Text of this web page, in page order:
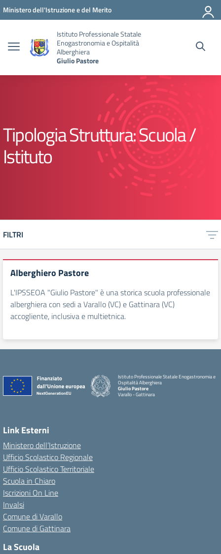
Vai ai contenuti
Vai al menu di navigazione
Vai al footer
Ministero dell'Istruzione e del Merito
Istituto Professionale Statale
Enogastronomia e Ospitalità
Alberghiera
Giulio Pastore
Tipologia Struttura:Scuola /
Istituto
FILTRI
Alberghiero Pastore
L'IPSSEOA "Giulio Pastore" è una storica scuola professionale
alberghiera con sedi a Varallo (VC) e Gattinara (VC)
accogliente, inclusiva e multietnica.
Istituto Professionale Statale Enogastronomia e
Ospitalità Alberghiera
Giulio Pastore
Varallo - Gattinara
Link Esterni
Ministero dell’Istruzione
Ufficio Scolastico Regionale
Ufficio Scolastico Territoriale
Scuola in Chiaro
Iscrizioni On Line
Invalsi
Comune di Varallo
Comune di Gattinara
La Scuola